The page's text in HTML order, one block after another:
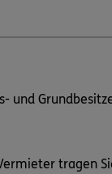
und
tragen